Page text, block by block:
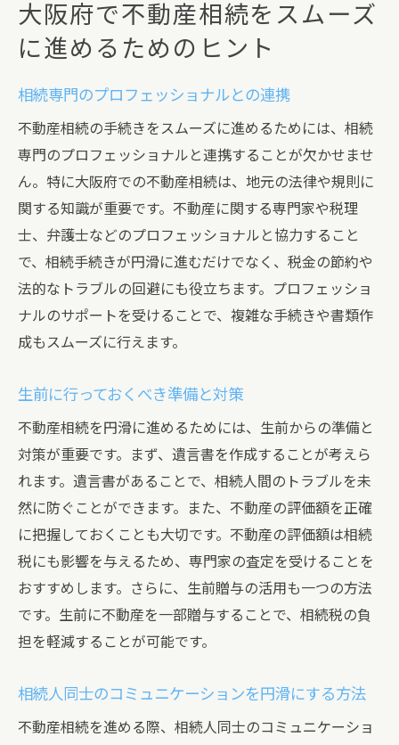
大阪府で不動産相続をスムーズ
に進めるためのヒント
相続専門のプロフェッショナルとの連携
不動産相続の手続きをスムーズに進めるためには、相続
専門のプロフェッショナルと連携することが欠かせませ
ん。特に大阪府での不動産相続は、地元の法律や規則に
関する知識が重要です。不動産に関する専門家や税理
士、弁護士などのプロフェッショナルと協力すること
で、相続手続きが円滑に進むだけでなく、税金の節約や
法的なトラブルの回避にも役立ちます。プロフェッショ
ナルのサポートを受けることで、複雑な手続きや書類作
成もスムーズに行えます。
生前に行っておくべき準備と対策
不動産相続を円滑に進めるためには、生前からの準備と
対策が重要です。まず、遺言書を作成することが考えら
れます。遺言書があることで、相続人間のトラブルを未
然に防ぐことができます。また、不動産の評価額を正確
に把握しておくことも大切です。不動産の評価額は相続
税にも影響を与えるため、専門家の査定を受けることを
おすすめします。さらに、生前贈与の活用も一つの方法
です。生前に不動産を一部贈与することで、相続税の負
担を軽減することが可能です。
相続人同士のコミュニケーションを円滑にする方法
不動産相続を進める際、相続人同士のコミュニケーショ